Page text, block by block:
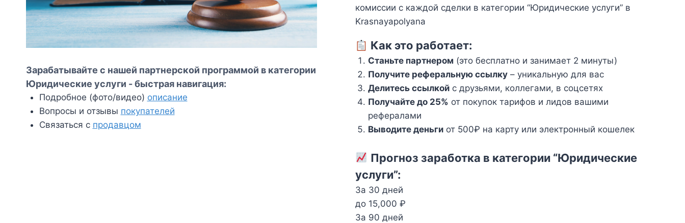
комиссии с каждой сделки в категории “Юридические услуги” в
Krasnayapolyana
Как это работает:
Станьте партнером (это бесплатно и занимает 2 минуты)
Получите реферальную ссылку – уникальную для вас
Делитесь ссылкой с друзьями, коллегами, в соцсетях
Получайте до 25% от покупок тарифов и лидов вашими
рефералами
Выводите деньги от 500₽ на карту или электронный кошелек
Прогноз заработка в категории “Юридические
услуги”:
За 30 дней
до 15,000 ₽
За 90 дней
Зарабатывайте с нашей партнерской программой в категории
Юридические услуги - быстрая навигация:
Подробное (фото/видео) описание
Вопросы и отзывы покупателей
Связаться с продавцом